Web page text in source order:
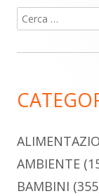
Barra
laterale
Ricerca
per:
AMBIENTE
BAMBINI